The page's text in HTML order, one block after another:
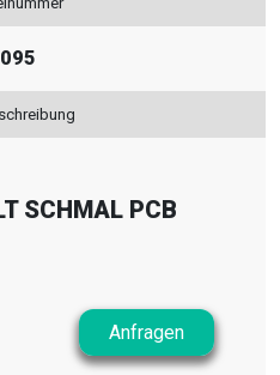
SCHMAL PCB
Anfragen